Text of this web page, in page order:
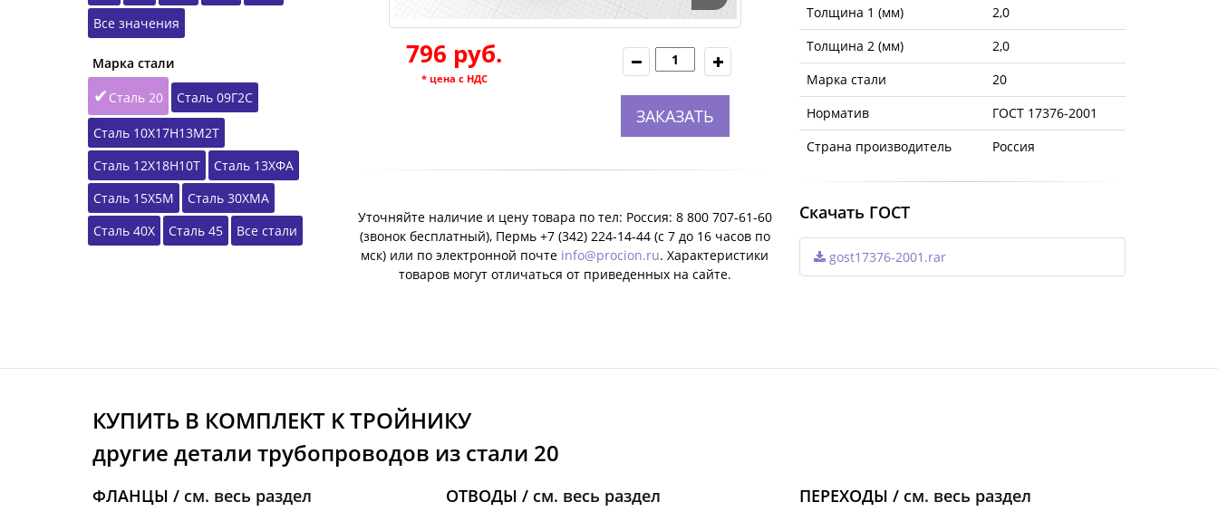
Все значения
Марка стали
Сталь 20
Сталь 09Г2С
Сталь 10Х17Н13М2Т
Сталь 12Х18Н10Т
Сталь 13ХФА
Сталь 15Х5М
Сталь 30ХМА
Сталь 40Х
Сталь 45 Все стали
796 руб.
* цена с НДС
ЗАКАЗАТЬ
Уточняйте наличие и цену товара по тел: Россия: 8 800 707-61-60
(звонок бесплатный), Пермь +7 (342) 224-14-44 (c 7 до 16 часов по
мск) или по электронной почте info@procion.ru. Характеристики
товаров могут отличаться от приведенных на сайте.
Толщина 1 (мм)
2,0
Толщина 2 (мм)
2,0
Марка стали
20
Норматив
ГОСТ 17376-2001
Страна производитель
Россия
Скачать ГОСТ
gost17376-2001.rar
КУПИТЬ В КОМПЛЕКТ K ТРОЙНИКУ
другие детали трубопроводов из стали 20
ФЛАНЦЫ / см. весь раздел ОТВОДЫ / см. весь раздел ПЕРЕХОДЫ / см. весь раздел